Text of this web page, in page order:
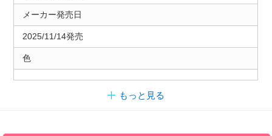
メーカー発売日
2025/11/14発売
色
もっと見る